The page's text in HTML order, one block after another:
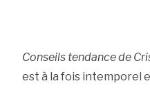
Conseils tendance de
est à la fois intemporel